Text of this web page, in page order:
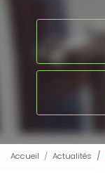
Accueil Actualités